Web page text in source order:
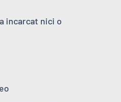
incarcat nici o